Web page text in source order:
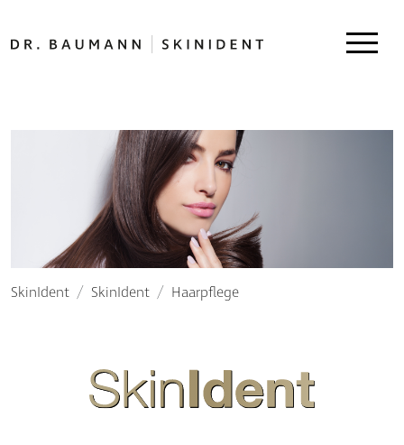
SkinIdent SkinIdent Haarpflege